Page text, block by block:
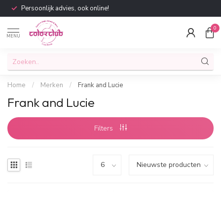
Persoonlijk advies, ook online!
MENU
0
Home / Merken / Frank and Lucie
Frank and Lucie
Filters